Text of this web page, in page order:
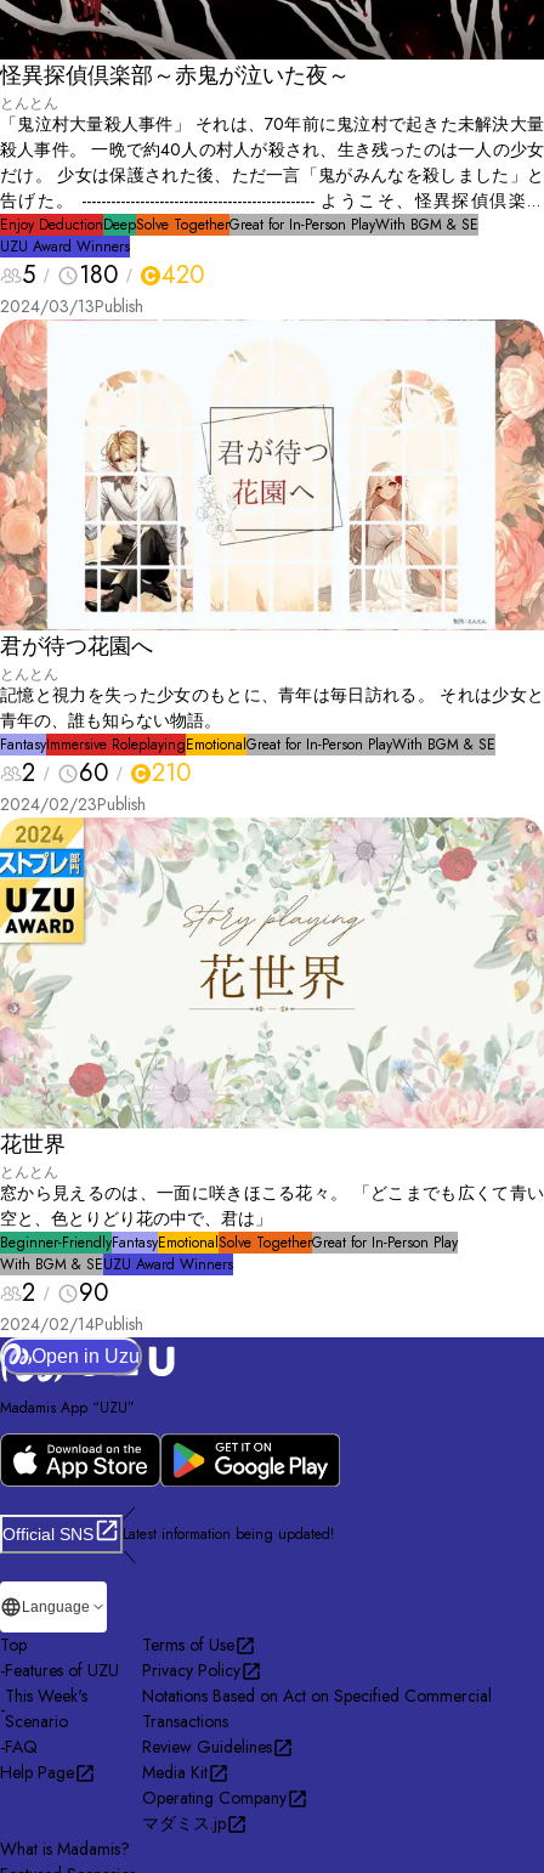
怪異探偵倶楽部～赤鬼が泣いた夜～
とんとん
「鬼泣村大量殺人事件」 それは、70年前に鬼泣村で起きた未解決大量
殺人事件。 一晩で約40人の村人が殺され、生き残ったのは一人の少女
だけ。 少女は保護された後、ただ一言「鬼がみんなを殺しました」と
告げた。 ------------------------------------------------ ようこそ、怪異探偵倶楽部
へ。 わたくしは怪異探偵の百目鬼と申します。 わが怪異探偵倶楽部
へ、怪異探偵であるわたくし百目鬼がほんの少しだけ力をお貸しします
ので、みなさまに未だ謎のままである過去の未解決事件について推理し
ていただく倶楽部となります。 今回の事件は「鬼泣村大量殺人事
件」。 赤月の晩に村で何が起こったのか。 ぜひ皆さまの手で真実を解
き明かしてください。
Enjoy DeductionDeepSolve TogetherGreat for In-Person PlayWith BGM & SE
UZU Award Winners
5 180 420
2024/03/13Publish
君が待つ花園へ
とんとん
記憶と視力を失った少女のもとに、青年は毎日訪れる。 それは少女と
青年の、誰も知らない物語。
FantasyImmersive RoleplayingEmotionalGreat for In-Person PlayWith BGM & SE
2 60 210
2024/02/23Publish
花世界
とんとん
窓から見えるのは、一面に咲きほこる花々。 「どこまでも広くて青い
空と、色とりどり花の中で、君は」
Beginner-FriendlyFantasyEmotionalSolve TogetherGreat for In-Person Play
With BGM & SEUZU Award Winners
2 90
2024/02/14Publish
Open in Uzu
Madamis App “UZU”
Official SNS
／
Latest information being updated!
＼
Language
Top
-Features of UZU
-
This Week's
Scenario
-FAQ
Help Page
Terms of Use
Privacy Policy
Notations Based on Act on Specified Commercial
Transactions
Review Guidelines
Media Kit
Operating Company
マダミス.jp
What is Madamis?